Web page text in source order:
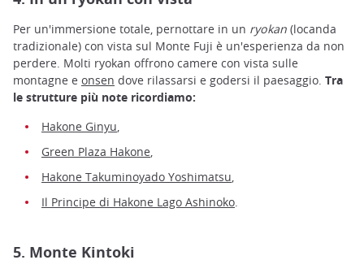
Per un'immersione totale, pernottare in un ryokan (locanda
tradizionale) con vista sul Monte Fuji è un'esperienza da non
perdere. Molti ryokan offrono camere con vista sulle
montagne e onsen dove rilassarsi e godersi il paesaggio. Tra
le strutture più note ricordiamo:
Hakone Ginyu
Green Plaza Hakone
Hakone Takuminoyado Yoshimatsu
Il Principe di Hakone Lago Ashinoko
5. Monte Kintoki